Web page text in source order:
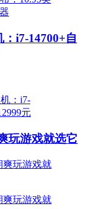
i7-14700+自
玩游戏就选它